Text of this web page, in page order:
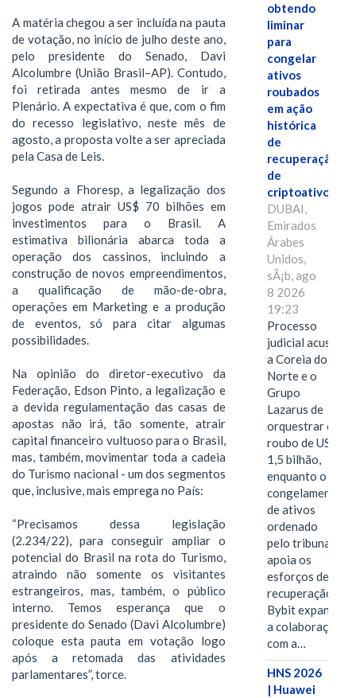
A matéria chegou a ser incluída na pauta
de votação, no início de julho deste ano,
pelo presidente do Senado, Davi
Alcolumbre (União Brasil–AP). Contudo,
foi retirada antes mesmo de ir a
Plenário. A expectativa é que, com o fim
do recesso legislativo, neste mês de
agosto, a proposta volte a ser apreciada
pela Casa de Leis.
Segundo a Fhoresp, a legalização dos
jogos pode atrair US$ 70 bilhões em
investimentos para o Brasil. A
estimativa bilionária abarca toda a
operação dos cassinos, incluindo a
construção de novos empreendimentos,
a qualificação de mão-de-obra,
operações em Marketing e a produção
de eventos, só para citar algumas
possibilidades.
Na opinião do diretor-executivo da
Federação, Edson Pinto, a legalização e
a devida regulamentação das casas de
apostas não irá, tão somente, atrair
capital financeiro vultuoso para o Brasil,
mas, também, movimentar toda a cadeia
do Turismo nacional - um dos segmentos
que, inclusive, mais emprega no País:
“Precisamos dessa legislação
(2.234/22), para conseguir ampliar o
potencial do Brasil na rota do Turismo,
atraindo não somente os visitantes
estrangeiros, mas, também, o público
interno. Temos esperança que o
presidente do Senado (Davi Alcolumbre)
coloque esta pauta em votação logo
após a retomada das atividades
parlamentares”, torce.
obtendo
liminar
para
congelar
ativos
roubados
em ação
histórica
de
recuperação
de
criptoativos
DUBAI,
Emirados
Árabes
Unidos,
sÃ¡b, ago
8 2026
19:23
Processo
judicial acusa
a Coreia do
Norte e o
Grupo
Lazarus de
orquestrar o
roubo de US$
1,5 bilhão,
enquanto o
congelamento
de ativos
ordenado
pelo tribunal
apoia os
esforços de
recuperação e
Bybit expande
a colaboração
com a…
HNS 2026
| Huawei